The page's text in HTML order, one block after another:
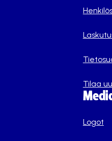
Tilaa
Logot